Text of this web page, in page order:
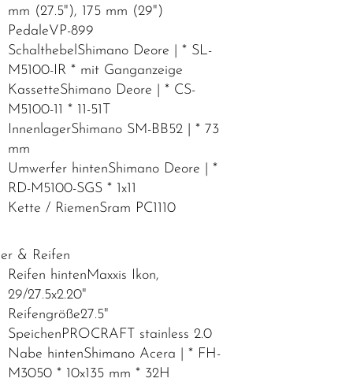
mm (27.5"), 175 mm (29")
PedaleVP-899
SchalthebelShimano Deore | * SL-
M5100-IR * mit Ganganzeige
KassetteShimano Deore | * CS-
M5100-11 * 11-51T
InnenlagerShimano SM-BB52 | * 73
mm
Umwerfer hintenShimano Deore | *
RD-M5100-SGS * 1x11
Kette / RiemenSram PC1110
& Reifen
Reifen hintenMaxxis Ikon,
29/27.5x2.20"
Reifengröße27.5"
SpeichenPROCRAFT stainless 2.0
Nabe hintenShimano Acera | * FH-
M3050 * 10x135 mm * 32H